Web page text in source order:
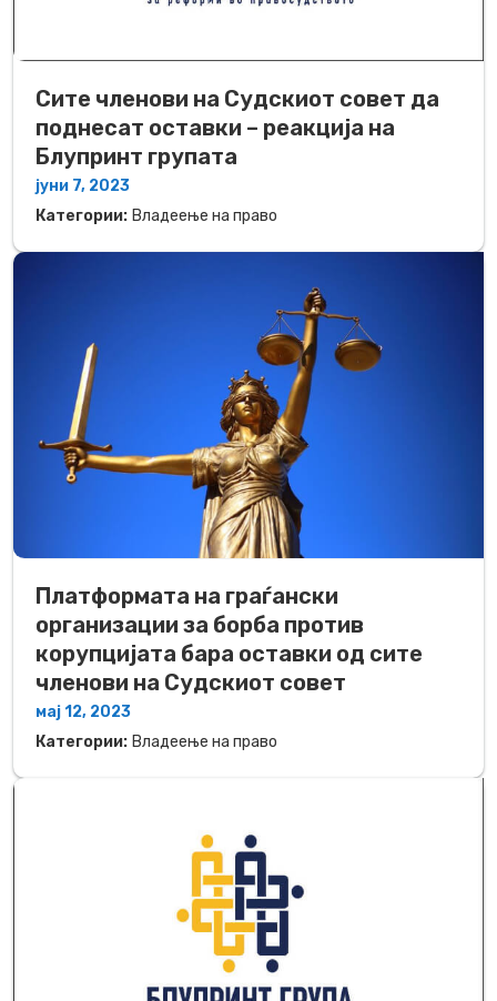
Сите членови на Судскиот совет да
поднесат оставки – реакција на
Блупринт групата
јуни 7, 2023
Категории: Владеење на право
Платформата на граѓански
организации за борба против
корупцијата бара оставки од сите
членови на Судскиот совет
мај 12, 2023
Категории: Владеење на право